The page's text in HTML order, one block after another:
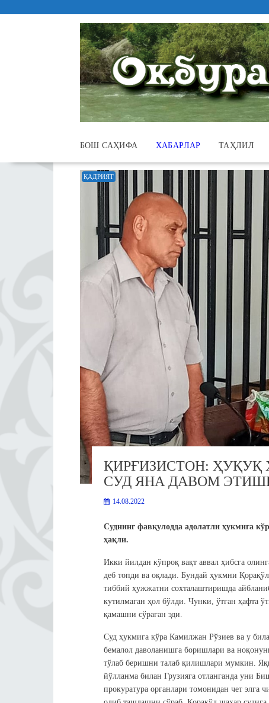
БОШ САҲИФА ХАБАРЛАР ТАҲЛИЛ
ҚАДРИЯТ
ҚИРҒИЗИСТОН:
СУД ЯНА ДАВОМ
14.08.2022
Суднинг фавқулодда адолатли ҳукмига
ҳақли.
Икки йилдан кўпроқ вақт аввал ҳибсга
деб топди ва оқлади. Бундай ҳукмни
тиббий ҳужжатни сохталаштиришда
кутилмаган ҳол бўлди. Чунки, ўтган ҳафта
қамашни сўраган эди.
Суд ҳукмига кўра Камилжан Рўзиев ва у
бемалол даволанишга боришлари ва
тўлаб беришни талаб қилишлари мумкин.
йўлланма билан Грузияга отланганда уни
прокуратура органлари томонидан чет